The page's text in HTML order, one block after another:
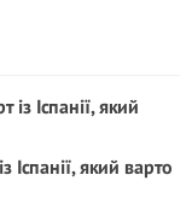
Іспанії, який варто